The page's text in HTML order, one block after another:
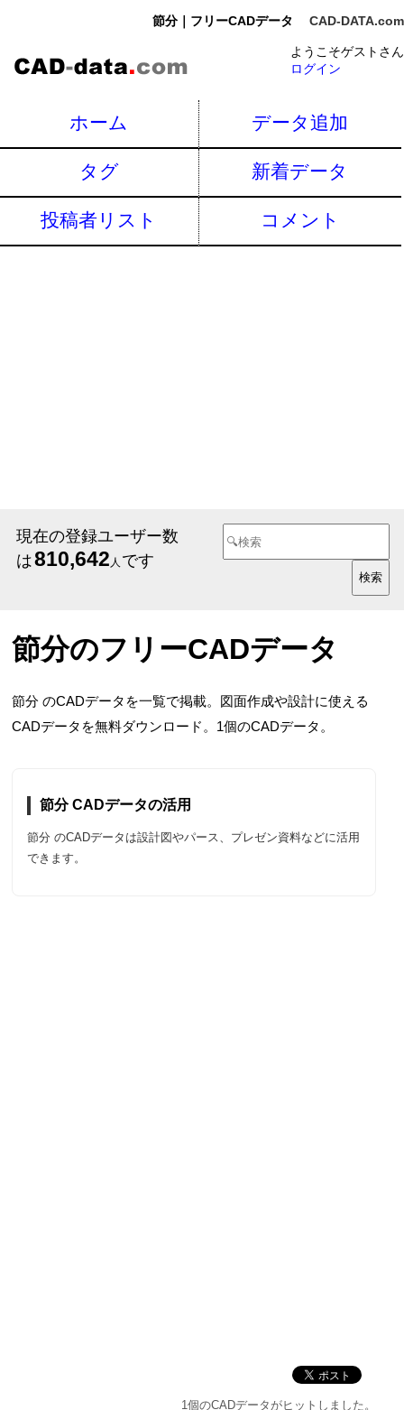
節分｜フリーCADデータ CAD-DATA.com
ようこそゲストさん
ログイン
ホーム データ追加
タグ 新着データ
投稿者リスト コメント
現在の登録ユーザー数
は810,642 人 です
節分のフリーCADデータ
節分 のCADデータを一覧で掲載。図面作成や設計に使える
CADデータを無料ダウンロード。1個のCADデータ。
節分 CADデータの活用
節分 のCADデータは設計図やパース、プレゼン資料などに活用
できます。
1個のCADデータがヒットしました。